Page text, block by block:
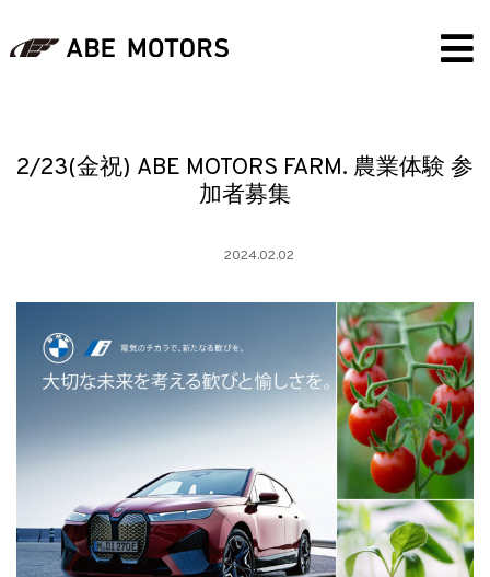
2/23(金祝) ABE MOTORS FARM. 農業体験 参
加者募集
2024.02.02